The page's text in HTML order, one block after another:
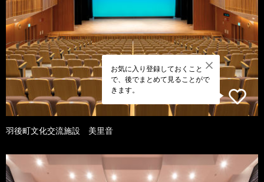
お気に入り登録しておくこと
で、後でまとめて見ることがで
きます。
羽後町文化交流施設 美里音